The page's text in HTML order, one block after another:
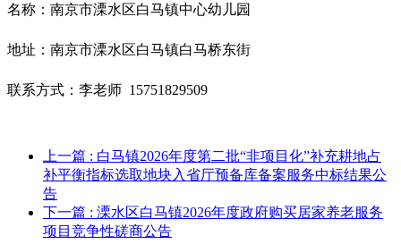
名称： 南京市溧水区白马镇中心幼儿园
地址：南京市溧水区白马镇白马桥东街
联系方式： 李老师 15751829509
上一篇 : 白马镇2026年度第二批“非项目化”补充耕地占
补平衡指标选取地块入省厅预备库备案服务中标结果公
告
下一篇 : 溧水区白马镇2026年度政府购买居家养老服务
项目竞争性磋商公告